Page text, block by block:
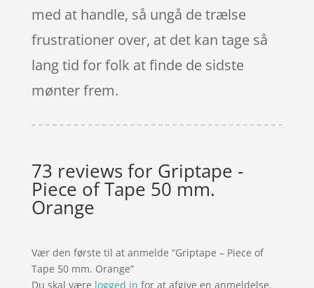
med at handle, så ungå de trælse
frustrationer over, at det kan tage så
lang tid for folk at finde de sidste
mønter frem.
73 reviews for Griptape -
Piece of Tape 50 mm.
Orange
Vær den første til at anmelde “Griptape – Piece of
Tape 50 mm. Orange”
Du skal være logged in for at afgive en anmeldelse.